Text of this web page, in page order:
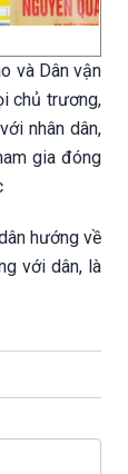
và Dân vận
chủ trương,
nhân dân,
gia đóng
hướng về
với dân, là